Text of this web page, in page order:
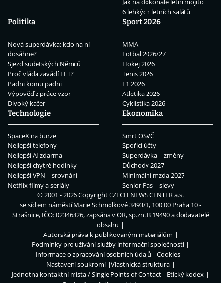
Jak na dokonalé letní mojito
6 lehkých letních salátů
Politika
Nová superdávka: kdo na ní
dosáhne?
Sjezd sudetských Němců
Proč vláda zavádí EET?
Padni komu padni
Výpověď z práce vzor
Divoký kačer
Sport 2026
MMA
Fotbal 2026/27
Hokej 2026
Tenis 2026
F1 2026
Atletika 2026
Cyklistika 2026
Technologie
SpaceX na burze
Nejlepší telefony
Nejlepší AI zdarma
Nejlepší chytré hodinky
Nejlepší VPN – srovnání
Netflix filmy a seriály
Ekonomika
Smrt OSVČ
Spořicí účty
Superdávka – změny
Důchody 2027
Minimální mzda 2027
Senior Pas – slevy
© 2001 - 2026 CopyrightCZECH NEWS CENTER a.s.
se sídlem náměstí Marie Schmolkové 3493/1, 100 00 Praha 10 -
Strašnice, IČO: 02346826, zapsána v OR, sp.zn. B 19490 a dodavatelé
obsahu
Autorská práva k publikovaným materiálům
Podmínky pro užívání služby informační společnosti
Informace o zpracování osobních údajů
Cookies
Nastavení soukromí
Vlastnická struktura
Jednotná kontaktní místa / Single Points of Contact
Etický kodex